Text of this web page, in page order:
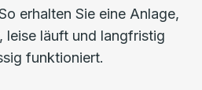
erhalten Sie eine Anlage,
leise läuft und langfristig
funktioniert.